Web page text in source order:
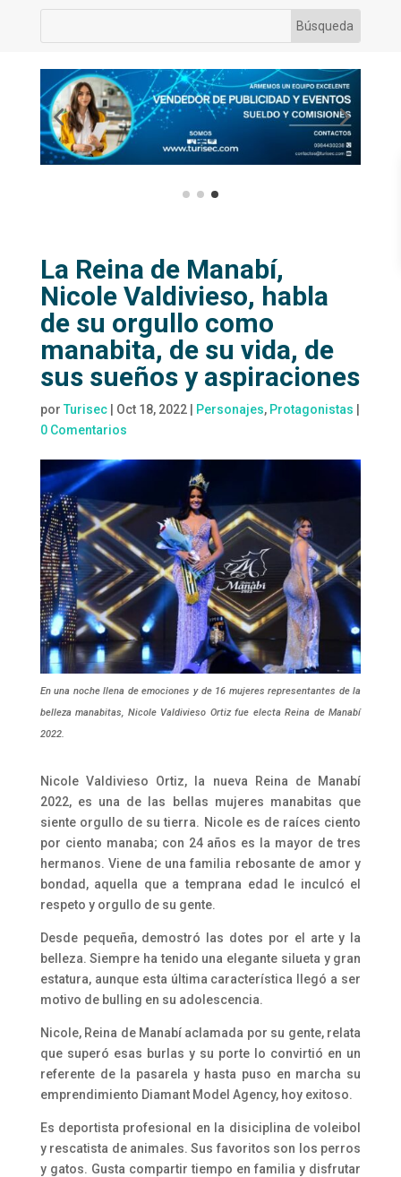
La Reina de Manabí,
Nicole Valdivieso, habla
de su orgullo como
manabita, de su vida, de
sus sueños y aspiraciones
por Turisec| Oct 18, 2022| Personajes, Protagonistas
0 Comentarios
En una noche llena de emociones y de 16 mujeres representantes de la
belleza manabitas, Nicole Valdivieso Ortiz fue electa Reina de Manabí
2022.
Nicole Valdivieso Ortiz, la nueva Reina de Manabí
2022, es una de las bellas mujeres manabitas que
siente orgullo de su tierra. Nicole es de raíces ciento
por ciento manaba; con 24 años es la mayor de tres
hermanos. Viene de una familia rebosante de amor y
bondad, aquella que a temprana edad le inculcó el
respeto y orgullo de su gente.
Desde pequeña, demostró las dotes por el arte y la
belleza. Siempre ha tenido una elegante silueta y gran
estatura, aunque esta última característica llegó a ser
motivo de bulling en su adolescencia.
Nicole, Reina de Manabí aclamada por su gente, relata
que superó esas burlas y su porte lo convirtió en un
referente de la pasarela y hasta puso en marcha su
emprendimiento Diamant Model Agency, hoy exitoso.
Es deportista profesional en la disiciplina de voleibol
y rescatista de animales. Sus favoritos son los perros
y gatos. Gusta compartir tiempo en familia y disfrutar